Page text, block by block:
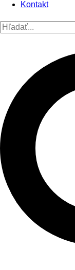
Kontakt